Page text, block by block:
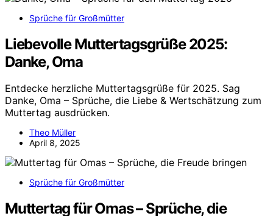
Sprüche für Großmütter
Liebevolle Muttertagsgrüße 2025:
Danke, Oma
Entdecke herzliche Muttertagsgrüße für 2025. Sag
Danke, Oma – Sprüche, die Liebe & Wertschätzung zum
Muttertag ausdrücken.
Theo Müller
April 8, 2025
Sprüche für Großmütter
Muttertag für Omas – Sprüche, die